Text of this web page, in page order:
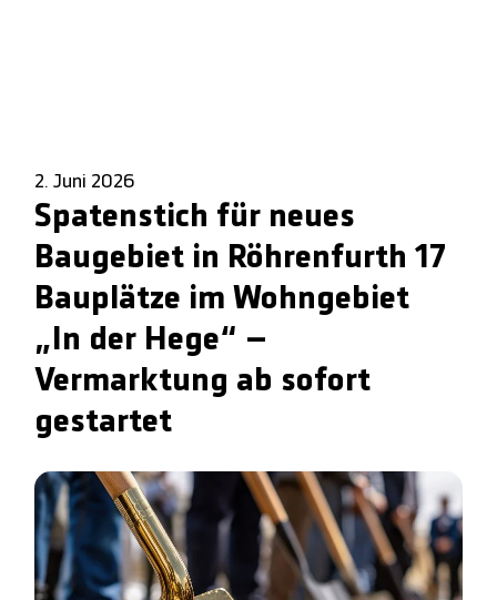
2. Juni 2026
Spatenstich für neues
Baugebiet in Röhrenfurth 17
Bauplätze im Wohngebiet
„In der Hege“ –
Vermarktung ab sofort
gestartet